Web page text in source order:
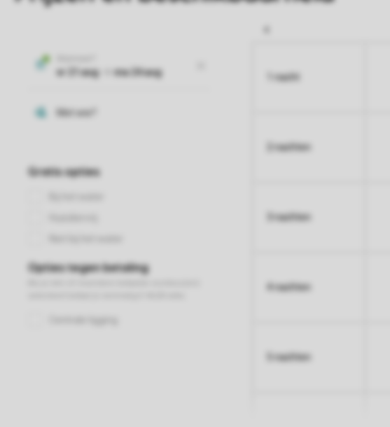
1 nacht
2 nachten
3 nachten
4 nachten
5 nachten